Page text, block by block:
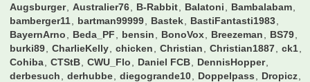
Augsburger
Australier76 B-Rabbit Balatoni
Bambalabam
bamberger11
bartman99999 Bastek
BastiFantasti1983
BayernArno
Beda_PF bensin BonoVox Breezeman
BS79
burki89
CharlieKelly chicken Christian Christian1887
ck1
Cohiba
CTStB CWU_Flo Daniel FCB
DennisHopper
derbesuch
derhubbe diegogrande10 Doppelpass
Dropicz